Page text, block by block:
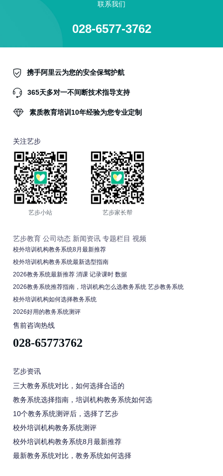
联系我们
028-6577-3762
携手阿里云为您的安全保驾护航
365天多对一不间断技术指导支持
素质教育培训10年经验为您专业定制
关注艺步
艺步小站 艺步家长帮
艺步教育 公司动态 新闻资讯 专题栏目 视频
校外培训机构教务系统8月最新推荐
校外培训机构教务系统最新选型指南
2026教务系统最新推荐 消课 记录课时 数据
2026教务系统推荐指南，培训机构怎么选教务系统 艺步教务系统
校外培训机构如何选择教务系统
2026好用的教务系统测评
售前咨询热线
028-65773762
艺步资讯
三大教务系统对比，如何选择合适的
教务系统选择指南，培训机构教务系统如何选
10个教务系统测评后，选择了艺步
校外培训机构教务系统测评
校外培训机构教务系统8月最新推荐
最新教务系统对比，教务系统如何选择